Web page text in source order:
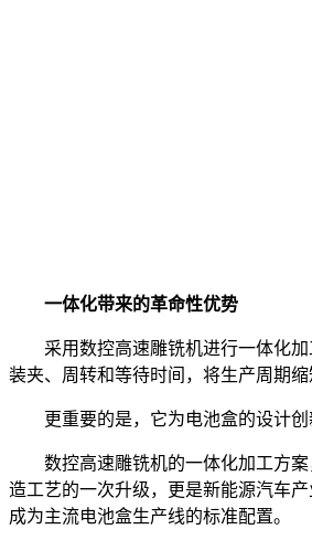
一体化带来的革命性优势
采用数控高速雕铣机进行一体化加
装夹、周转和等待时间，将生产周期
更重要的是，它为电池盒的设计创
数控高速雕铣机的一体化加工方案
造工艺的一次升级，更是新能源汽车
成为主流电池盒生产线的标准配置。